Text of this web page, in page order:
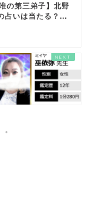
の第三弟子】北野
占いは当たる？...